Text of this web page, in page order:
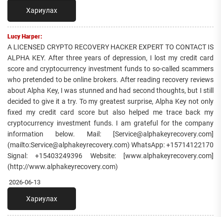
Хариулах
Lucy Harper:
A LICENSED CRYPTO RECOVERY HACKER EXPERT TO CONTACT IS
ALPHA KEY. After three years of depression, I lost my credit card
score and cryptocurrency investment funds to so-called scammers
who pretended to be online brokers. After reading recovery reviews
about Alpha Key, I was stunned and had second thoughts, but I still
decided to give it a try. To my greatest surprise, Alpha Key not only
fixed my credit card score but also helped me trace back my
cryptocurrency investment funds. I am grateful for the company
information below. Mail: [Service@alphakeyrecovery.com]
(mailto:Service@alphakeyrecovery.com) WhatsApp: +15714122170
Signal: +15403249396 Website: [www.alphakeyrecovery.com]
(http://www.alphakeyrecovery.com)
2026-06-13
Хариулах